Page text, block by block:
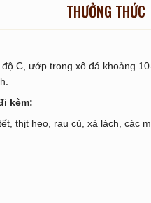
THƯỞNG THỨC
C, ướp trong xô đá khoảng
kèm:
thịt heo, rau củ, xà lách, các